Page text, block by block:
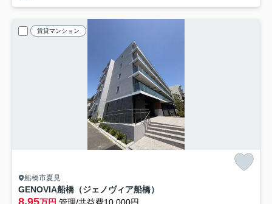
賃貸マンション
船橋市夏見
GENOVIA船橋（ジェノヴィア船橋）
8.95万円 管理/共益費10,000円